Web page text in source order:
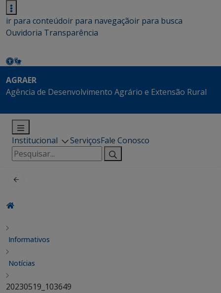
ir para conteúdoir para navegaçãoir para busca
Ouvidoria Transparência
AGRAER
Agência de Desenvolvimento Agrário e Extensão Rural
Institucional ServiçosFale Conosco
Pesquisar
por:
Informativos
Notícias
20230519_103649